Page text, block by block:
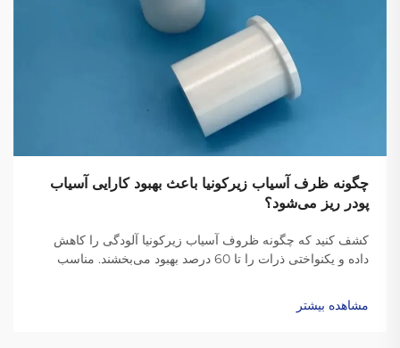
چگونه ظرف آسیاب زیرکونیا باعث بهبود کارایی آسیاب
پودر ریز می‌شود؟
کشف کنید که چگونه ظروف آسیاب زیرکونیا آلودگی را کاهش
داده و یکنواختی ذرات را تا 60 درصد بهبود می‌بخشند. مناسب
مشاهده بیشتر